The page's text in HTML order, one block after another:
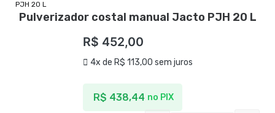
PJH 20 L
Pulverizador costal manual Jacto PJH 20 L
R$ 452,00
4x de R$ 113,00 sem juros
R$ 438,44 no PIX